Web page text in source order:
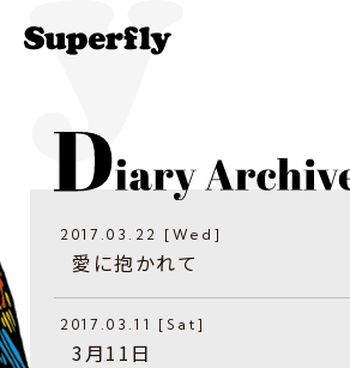
2017.03.22 [Wed]
愛に抱かれて
2017.03.11 [Sat]
3月11日